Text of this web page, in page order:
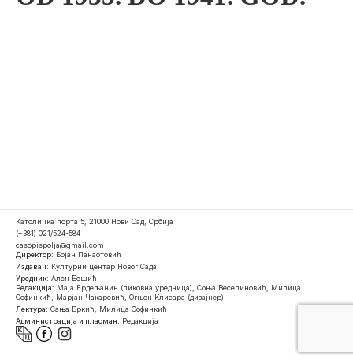
Католичка порта 5, 21000 Нови Сад, Србија
(+381) 021/524-584
casopispolja@gmail.com
Директор: Бојан Панаотовић
Издавач: Културни центар Новог Сада
Уредник: Ален Бешић
Редакција: Маја Ердељанин (ликовна уредница), Соња Веселиновић, Милица
Софинкић, Марјан Чакаревић, Огњен Клисара (дизајнер)
Лектура: Сања Бркић, Милица Софинкић
Администрација и пласман: Редакција